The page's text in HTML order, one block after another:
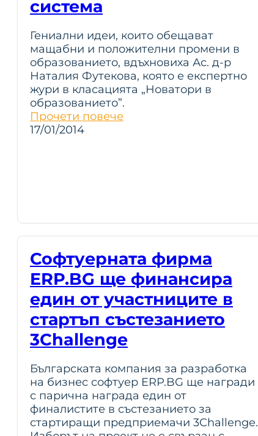
система
Гениални идеи, които обещават
мащабни и положителни промени в
образованието, вдъхновиха Ас. д-р
Наталия Футекова, която е експертно
жури в класацията „Новатори в
образованието”.
Прочети повече
17/01/2014
Софтуерната фирма
ERP.BG ще финансира
един от участниците в
стартъп състезанието
3Challenge
Българската компания за разработка
на бизнес софтуер ERP.BG ще награди
с парична награда един от
финалистите в състезанието за
стартиращи предприемачи 3Challenge.